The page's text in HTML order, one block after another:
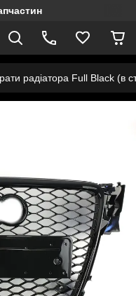
радіатора Full Black (в